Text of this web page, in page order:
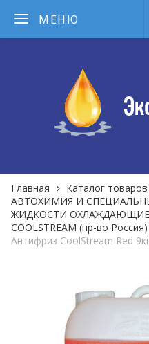
МЕНЮ
Главная
Каталог товаров
АВТОХИМИЯ И
ЖИДКОСТИ ОХЛАЖДАЮЩИЕ
COOLSTREAM (пр-во Россия)
Антифриз CoolStream Red